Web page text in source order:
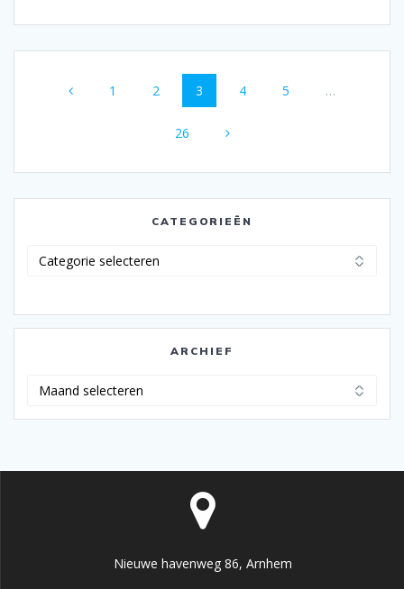
navigatie
Pagina
1 Pagina
2 Pagina
3 Pagina
4 Pagina
5 …
Pagina
26
CATEGORIEËN
ARCHIEF
Nieuwe havenweg 86, Arnhem